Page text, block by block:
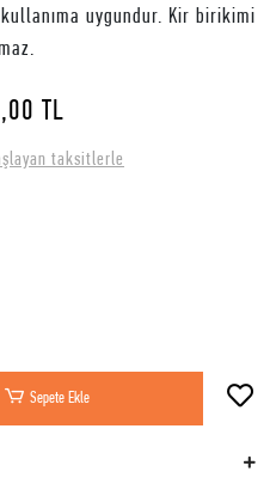
uygundur. Kir birikimi
TL
taksitlerle
Sepete Ekle